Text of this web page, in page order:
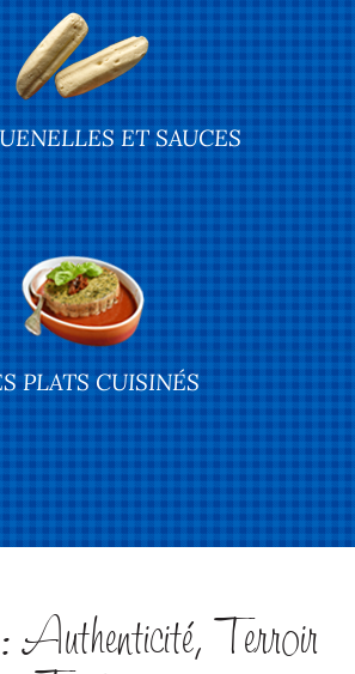
ET SAUCES
PLATS CUISINÉS
Authenticité, Terroir